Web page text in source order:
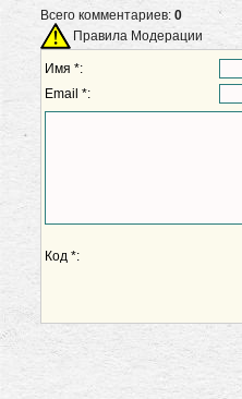
Всего комментариев: 0
Правила Модерации
Имя *:
Email *:
Код *: